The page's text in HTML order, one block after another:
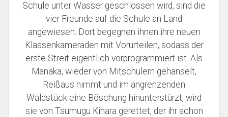
Schule unter Wasser geschlossen wird, sind die
vier Freunde auf die Schule an Land
angewiesen. Dort begegnen ihnen ihre neuen
Klassenkameraden mit Vorurteilen, sodass der
erste Streit eigentlich vorprogrammiert ist. Als
Manaka, wieder von Mitschülern gehänselt,
Reißaus nimmt und im angrenzenden
Waldstück eine Böschung hinunterstürzt, wird
sie von Tsumugu Kihara gerettet, der ihr schon